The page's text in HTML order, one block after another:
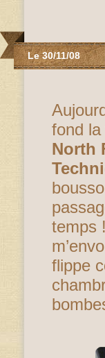
Le 30/11/08
fond la
North
temps
flippe